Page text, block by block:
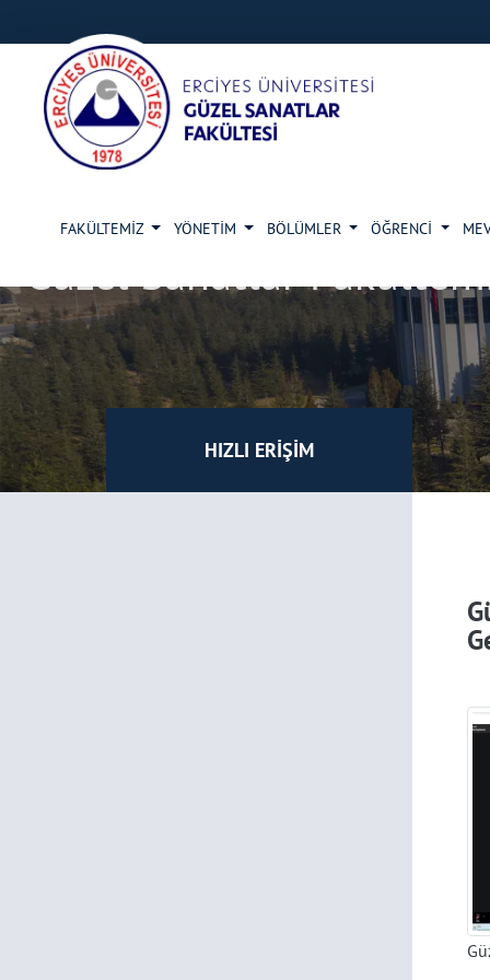
FAKÜLTEMİZ YÖNETİM BÖLÜMLER ÖĞRENCİ
Güzel Sanatlar
HIZLI ERİŞİM